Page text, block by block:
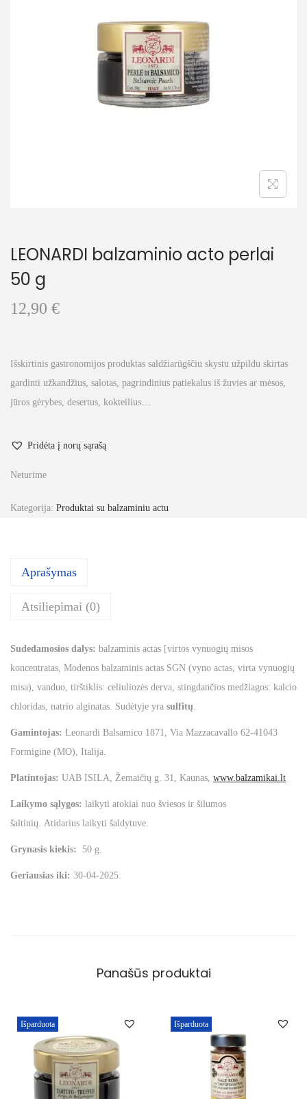
i
o
n
LEONARDI balzaminio acto perlai
50 g
12,90 €
Išskirtinis gastronomijos produktas saldžiarūgščiu skystu užpildu skirtas
gardinti užkandžius, salotas, pagrindinius patiekalus iš žuvies ar mėsos,
jūros gėrybes, desertus, kokteilius…
Pridėta į norų sąrašą
Neturime
Kategorija: Produktai su balzaminiu actu
Aprašymas
Atsiliepimai (0)
Sudedamosios dalys: balzaminis actas [virtos vynuogių misos
koncentratas, Modenos balzaminis actas SGN (vyno actas, virta vynuogių
misa), vanduo, tirštiklis: celiuliozės derva, stingdančios medžiagos: kalcio
chloridas, natrio alginatas. Sudėtyje yra sulfitų.
Gamintojas: Leonardi Balsamico 1871, Via Mazzacavallo 62-41043
Formigine (MO), Italija.
Platintojas: UAB ISILA, Žemaičių g. 31, Kaunas, www.balzamikai.lt
Laikymo sąlygos: laikyti atokiai nuo šviesos ir šilumos
šaltinių. Atidarius laikyti šaldytuve.
Grynasis kiekis: 50 g.
Geriausias iki: 30-04-2025.
Panašūs produktai
Išparduota Išparduota